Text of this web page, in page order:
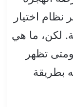
نظام اختيار
لكن، ما هي
تظهر
بطريقة